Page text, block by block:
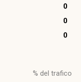
0
0
0
% del trafico